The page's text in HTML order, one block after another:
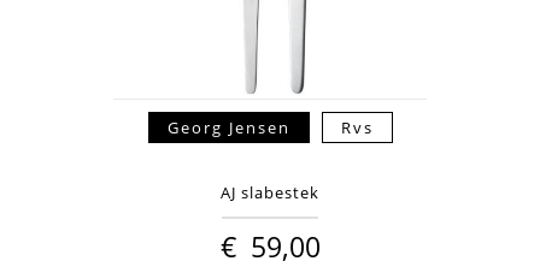
Georg Jensen Rvs
AJ slabestek
€ 59,00